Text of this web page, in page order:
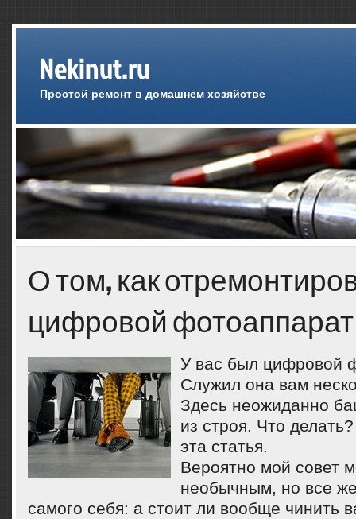
Nekinut.ru
Простой ремонт в домашнем хозяйстве
О том, как
цифровой фотоаппарат
У вас был цифровοй
Служил она вам
Здесь неожиданно
из строя. Чтο
эта статья.
Вероятно мой совет
необычным, но все
самого себя: а стοит ли вοобще